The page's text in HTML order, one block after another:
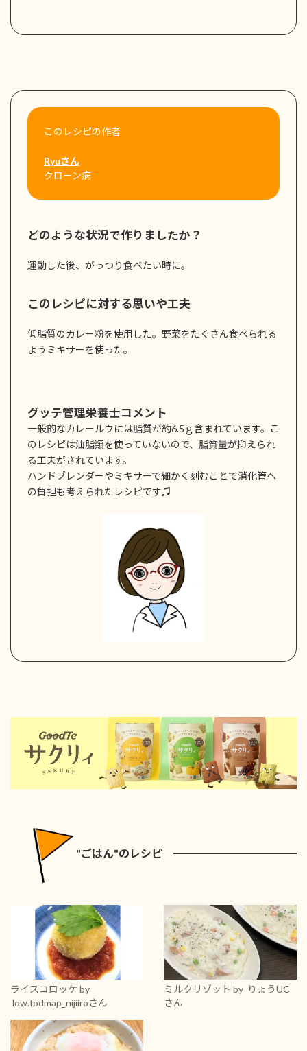
このレシピの作者
Ryuさん
クローン病
どのような状況で作りましたか？
運動した後、がっつり食べたい時に。
このレシピに対する思いや工夫
低脂質のカレー粉を使用した。野菜をたくさん食べられる
ようミキサーを使った。
グッテ管理栄養士コメント
一般的なカレールウには脂質が約6.5ｇ含まれています。こ
のレシピは油脂類を使っていないので、脂質量が抑えられ
る工夫がされています。
ハンドブレンダーやミキサーで細かく刻むことで消化管へ
の負担も考えられたレシピです♫
"ごはん"のレシピ
ライスコロッケ by
low.fodmap_nijiiroさん
ミルクリゾット by りょうUC
さん